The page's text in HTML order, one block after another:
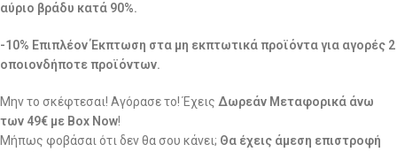
αύριο βράδυ κατά 90%.
-10% Επιπλέον Έκπτωση στα μη εκπτωτικά προϊόντα για αγορές 2
οποιονδήποτε προϊόντων.
Μην το σκέφτεσαι! Αγόρασε το! Έχεις Δωρεάν Μεταφορικά άνω
των 49€ με Box Now!
Μήπως φοβάσαι ότι δεν θα σου κάνει; Θα έχεις άμεση επιστροφή